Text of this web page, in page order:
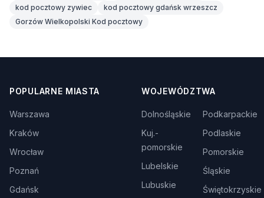
kod pocztowy zywiec
kod pocztowy gdańsk wrzeszcz
Gorzów Wielkopolski Kod pocztowy
POPULARNE MIASTA
Warszawa
Kraków
Wrocław
Poznań
Gdańsk
WOJEWÓDZTWA
Dolnośląskie
Kuj.-
pomorskie
Lubelskie
Lubuskie
Podkarpackie
Podlaskie
Pomorskie
Śląskie
Świętokrzyskie